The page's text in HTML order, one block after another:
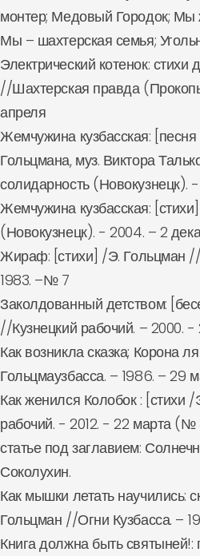
монтер; Медовый Городок; Мы
Мы – шахтерская семья;
Электрический котенок:
//Шахтерская правда
апреля
Жемчужина кузбасская:
Гольцмана, муз. Виктора
солидарность (Новокузнецк).
Жемчужина кузбасская:
(Новокузнецк). - 2004. – 2
Жираф: [стихи] /Э. Гольцман //
1983. –№ 7
Заколдованный детством:
//Кузнецкий рабочий. – 2000.
Как возникла сказка; Корона
Гольцмаузбасса. – 1986. – 29
Как женился Колобок : [стихи
рабочий. - 2012. - 22 марта
статье под заглавием:
Соколухин.
Как мышки летать научились:
Гольцман //Огни Кузбасса. –
Книга должна быть